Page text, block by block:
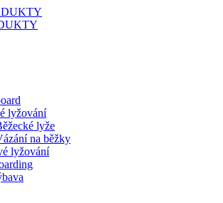
lyžování
lyže
na běžky
lyžování